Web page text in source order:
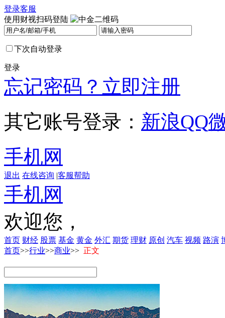
登录客服
使用财视扫码登陆
下次自动登录
登录
忘记密码？ 立即注册
其它账号登录： 新浪QQ
手机网
退出 在线咨询 |客服帮助
手机网
欢迎您，
首页 财经 股票 基金 黄金 外汇 期货 理财 原创 汽车 视频 路演
首页>>行业>>商业>> 正文